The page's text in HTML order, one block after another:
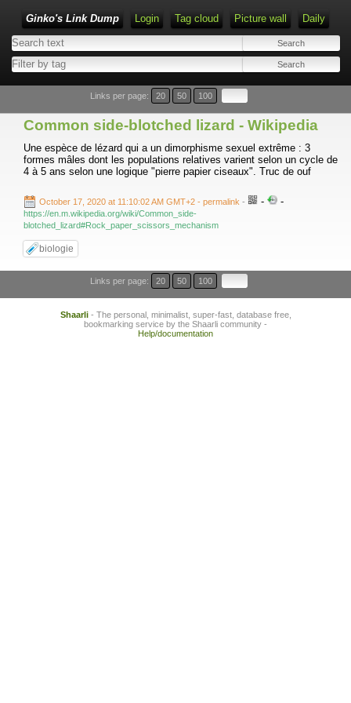
Ginko's Link Dump Login Tag cloud Picture wall Daily
Type 1 or more characters for results.
Links per page: 20 50 100
Common side-blotched lizard - Wikipedia
Une espèce de lézard qui a un dimorphisme sexuel extrême : 3
formes mâles dont les populations relatives varient selon un cycle de
4 à 5 ans selon une logique "pierre papier ciseaux". Truc de ouf
October 17, 2020 at 11:10:02 AM GMT+2 - permalink - - -
https://en.m.wikipedia.org/wiki/Common_side-
blotched_lizard#Rock_paper_scissors_mechanism
biologie
Links per page: 20 50 100
Shaarli- The personal, minimalist, super-fast, database free,
bookmarking service by the Shaarli community -
Help/documentation